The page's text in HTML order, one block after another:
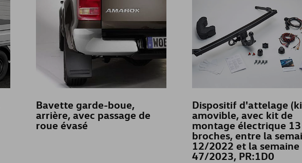
Bavette garde-boue,
arrière, avec passage de
roue évasé
Dispositif d'attelage
amovible, avec kit de
montage électrique 13
broches, entre la
12/2022 et la semaine
47/2023, PR:1D0